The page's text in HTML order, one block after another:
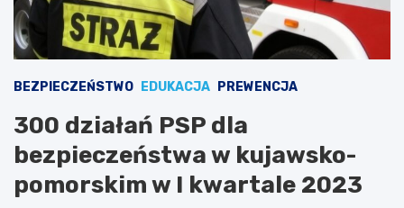
BEZPIECZEŃSTWO EDUKACJA PREWENCJA
300 działań PSP dla
bezpieczeństwa w kujawsko-
pomorskim w I kwartale 2023